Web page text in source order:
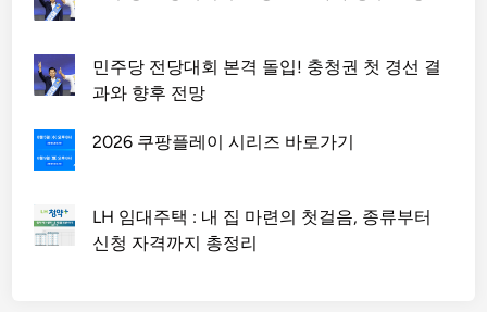
민주당 전당대회 본격 돌입! 충청권 첫 경선 결
과와 향후 전망
2026 쿠팡플레이 시리즈 바로가기
LH 임대주택 : 내 집 마련의 첫걸음, 종류부터
신청 자격까지 총정리